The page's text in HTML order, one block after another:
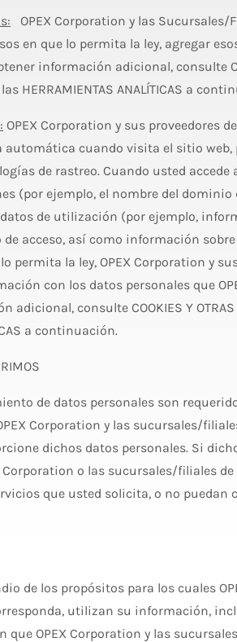
OPEX Corporation y las Sucursales/
en que lo permita la ley, agregar
información adicional, consulte
las HERRAMIENTAS ANALÍTICAS a
OPEX Corporation y sus proveedores
automática cuando visita el sitio
de rastreo. Cuando usted accede
(por ejemplo, el nombre del dominio
de utilización (por ejemplo,
acceso, así como información
permita la ley, OPEX Corporation y
con los datos personales que
consulte COOKIES Y OTRAS
a continuación.
de datos personales son
Corporation y las sucursales/
dichos datos personales. Si
o las sucursales/filiales de
que usted solicita, o no
de los propósitos para los cuales
utilizan su información,
OPEX Corporation y las